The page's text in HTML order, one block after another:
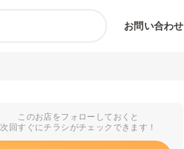
お問い合わせ
このお店をフォローしておくと
次回すぐにチラシがチェックできます！